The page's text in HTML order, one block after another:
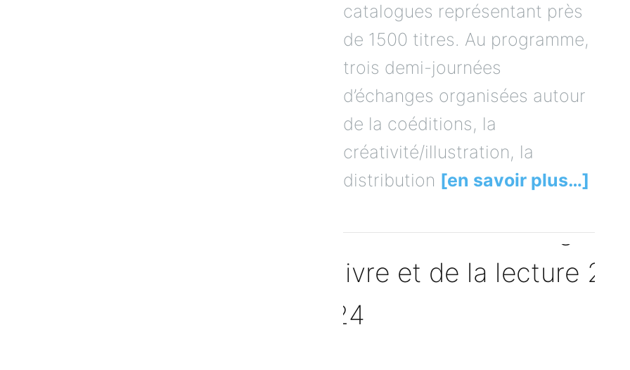
catalogues représentant près
de 1500 titres. Au programme,
trois demi-journées
d’échanges organisées autour
de la coéditions, la
créativité/illustration, la
distribution [en savoir plus…]